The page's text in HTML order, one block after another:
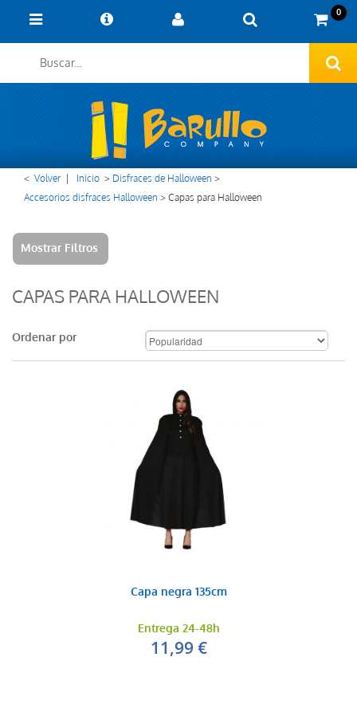
0
< Volver Inicio > Disfraces de Halloween >
Accesorios disfraces Halloween >Capas para Halloween
Mostrar Filtros
CAPAS PARA HALLOWEEN
Ordenar por
Capa negra 135cm
Entrega 24-48h
11,99 €